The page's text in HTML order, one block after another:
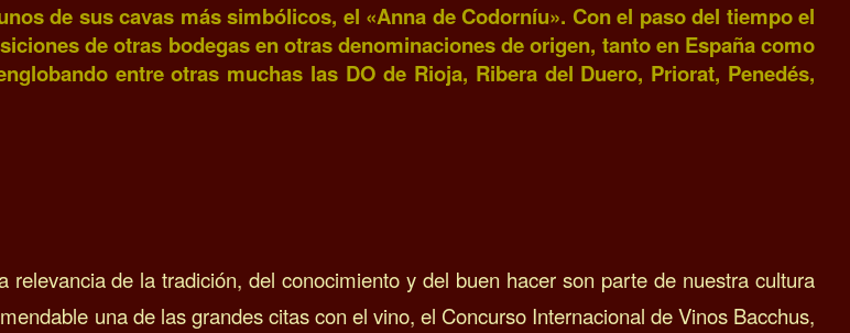
de sus cavas más simbólicos, el «Anna de Codorníu». Con el paso del tiempo el
de otras bodegas en otras denominaciones de origen, tanto en España como
entre otras muchas las DO de Rioja, Ribera del Duero, Priorat, Penedés,
de la tradición, del conocimiento y del buen hacer son parte de nuestra cultura
una de las grandes citas con el vino, el Concurso Internacional de Vinos Bacchus,